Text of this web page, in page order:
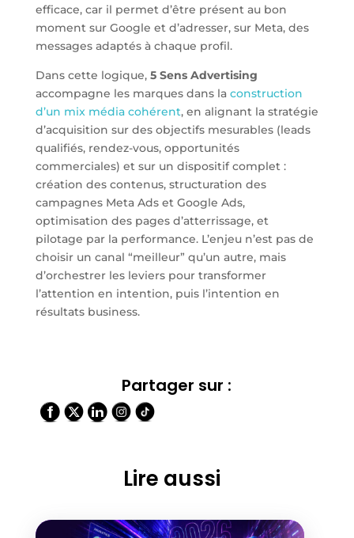
efficace, car il permet d’être présent au bon
moment sur Google et d’adresser, sur Meta, des
messages adaptés à chaque profil.
Dans cette logique, 5 Sens Advertising
accompagne les marques dans la construction
d’un mix média cohérent, en alignant la stratégie
d’acquisition sur des objectifs mesurables (leads
qualifiés, rendez-vous, opportunités
commerciales) et sur un dispositif complet :
création des contenus, structuration des
campagnes Meta Ads et Google Ads,
optimisation des pages d’atterrissage, et
pilotage par la performance. L’enjeu n’est pas de
choisir un canal “meilleur” qu’un autre, mais
d’orchestrer les leviers pour transformer
l’attention en intention, puis l’intention en
résultats business.
Partager sur :
Lire aussi